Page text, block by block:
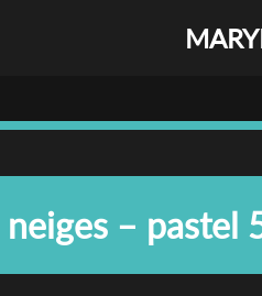
neiges – pastel